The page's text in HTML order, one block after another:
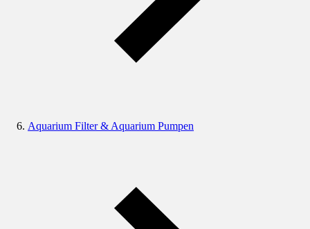
Aquarium Filter & Aquarium Pumpen